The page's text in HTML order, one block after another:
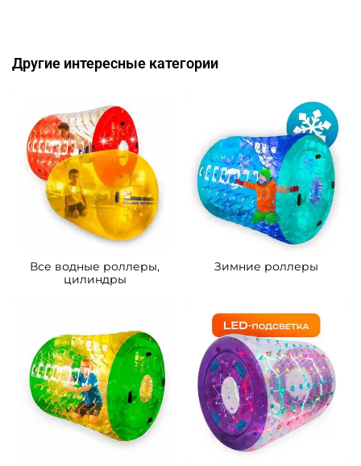
Другие интересные категории
Все водные роллеры,
цилиндры
Зимние роллеры